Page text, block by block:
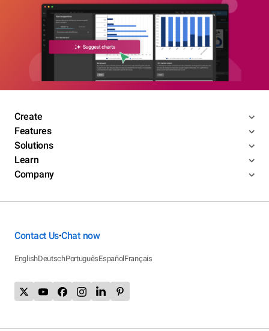
Create
Features
Solutions
Learn
Company
Contact Us•Chat now
EnglishDeutschPortuguêsEspañolFrançais